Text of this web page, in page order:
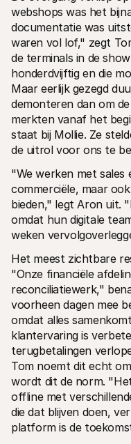
webshops was het
documentatie was
waren vol lof," zegt
de terminals in de
honderdvijftig en die
Maar eerlijk gezegd
demonteren dan om
merkten vanaf het
staat bij Mollie. Ze
de uitrol voor ons te
"We werken met sales
commerciële, maar
bieden," legt Aron uit.
omdat hun digitale
weken
Het meest zichtbare
"Onze financiële
reconciliatiewerk,"
voorheen dagen mee
omdat alles
klantervaring is
terugbetalingen
Tom noemt dit echt
wordt dit de norm.
offline met
die dat blijven doen,
platform is de